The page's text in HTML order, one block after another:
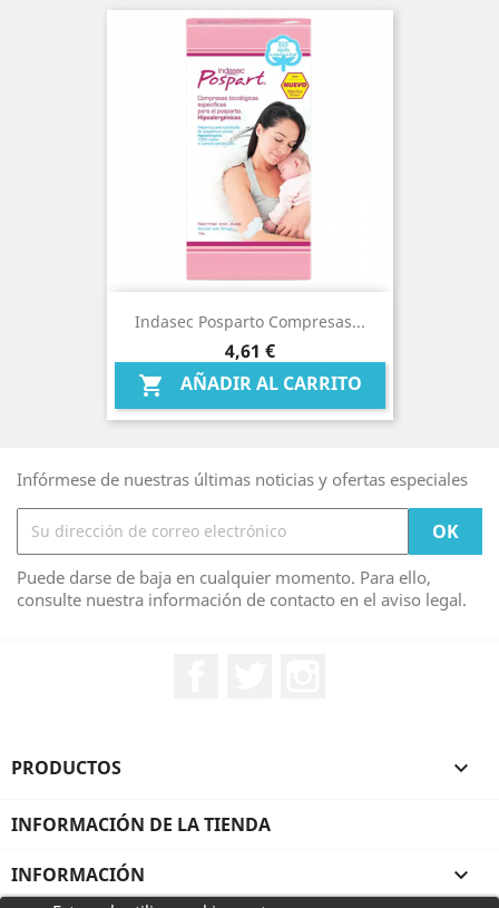
Indasec Posparto Compresas...
Precio
4,61 €
 AÑADIR AL CARRITO
Infórmese de nuestras últimas noticias y ofertas especiales
Puede darse de baja en cualquier momento. Para ello,
consulte nuestra información de contacto en el aviso legal.
PRODUCTOS 
INFORMACIÓN DE LA TIENDA
INFORMACIÓN 